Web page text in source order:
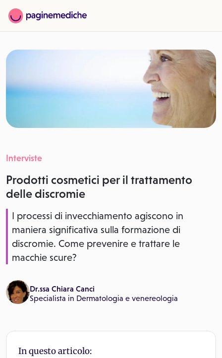
Interviste
Prodotti cosmetici per il trattamento
delle discromie
I processi di invecchiamento agiscono in
maniera significativa sulla formazione di
discromie. Come prevenire e trattare le
macchie scure?
Dr.ssa Chiara Canci
Specialista in Dermatologia e venereologia
In questo articolo: